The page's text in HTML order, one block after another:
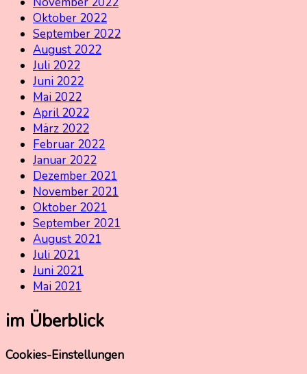
Oktober 2022
September 2022
August 2022
Juli 2022
Juni 2022
Mai 2022
April 2022
März 2022
Februar 2022
Januar 2022
Dezember 2021
November 2021
Oktober 2021
September 2021
August 2021
Juli 2021
Juni 2021
Mai 2021
im Überblick
Cookies-Einstellungen